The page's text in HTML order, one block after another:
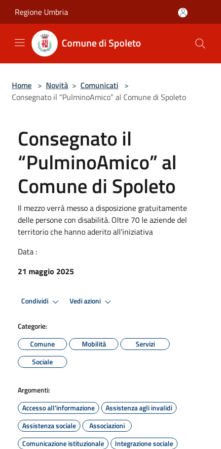
Regione Umbria
Comune di Spoleto
Home > Novità > Comunicati >
Consegnato il “PulminoAmico” al Comune di Spoleto
Consegnato il
“PulminoAmico” al
Comune di Spoleto
Il mezzo verrà messo a disposizione gratuitamente
delle persone con disabilità. Oltre 70 le aziende del
territorio che hanno aderito all’iniziativa
Data :
21 maggio 2025
Condividi Vedi azioni
Categorie:
Comune
Mobilità
Servizi
Sociale
Argomenti:
Accesso all'informazione
Assistenza agli invalidi
Assistenza sociale
Associazioni
Comunicazione istituzionale
Integrazione sociale